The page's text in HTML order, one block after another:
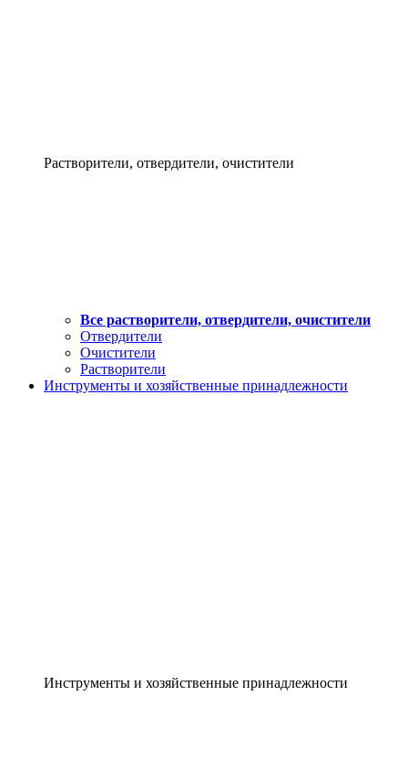
Растворители, отвердители, очистители
Все растворители, отвердители, очистители
Отвердители
Очистители
Растворители
Инструменты и хозяйственные принадлежности
Инструменты и хозяйственные принадлежности